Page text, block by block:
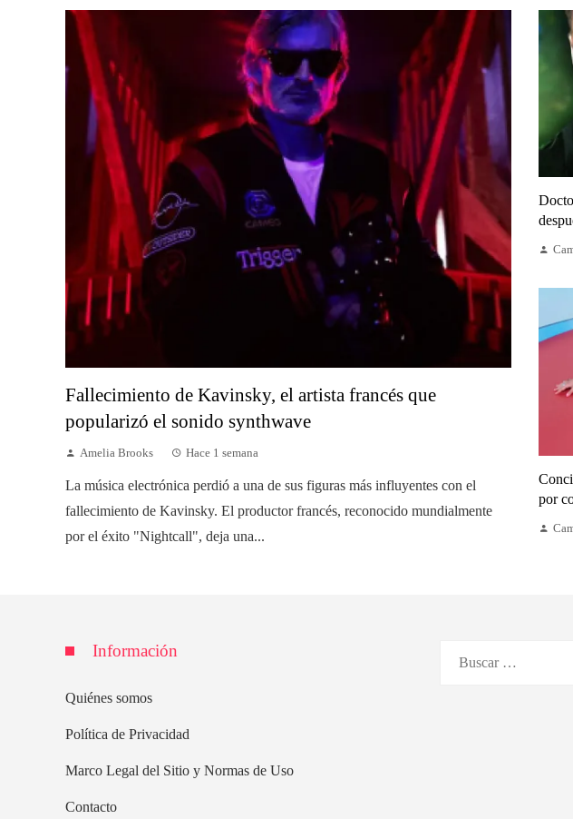
Fallecimiento de Kavinsky, el artista francés que
popularizó el sonido synthwave
Amelia Brooks Hace 1 semana
La música electrónica perdió a una de sus figuras más influyentes con el
fallecimiento de Kavinsky. El productor francés, reconocido mundialmente
por el éxito "Nightcall", deja una...
por
Información
Quiénes somos
Política de Privacidad
Marco Legal del Sitio y Normas de Uso
Contacto